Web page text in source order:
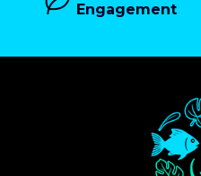
Engagement